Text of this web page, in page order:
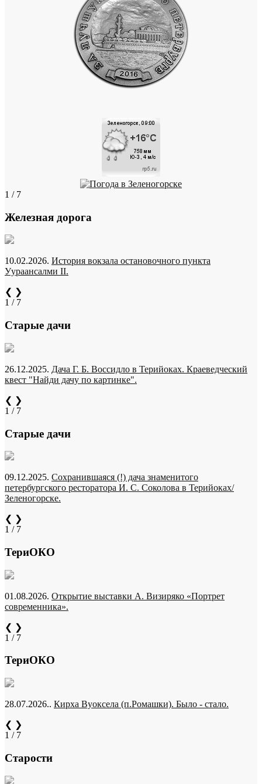
1 / 7
Железная дорога
10.02.2026. История вокзала остановочного пункта
Уураансалми II.
❮ ❯
1 / 7
Старые дачи
26.12.2025. Дача Г. Б. Воссидло в Терийоках. Краеведческий
квест "Найди дачу по картинке".
❮ ❯
1 / 7
Старые дачи
09.12.2025. Сохранившаяся (!) дача знаменитого
петербургского ресторатора И. С. Соколова в Терийоках/
Зеленогорске.
❮ ❯
1 / 7
ТериОКО
01.08.2026. Открытие выставки А. Визиряко «Портрет
современника».
❮ ❯
1 / 7
ТериОКО
28.07.2026.. Кирха Вуоксела (п.Ромашки). Было - стало.
❮ ❯
1 / 7
Старости